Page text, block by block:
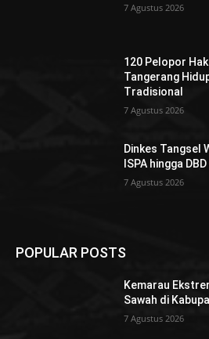
7 Agustus 2026
120 Pelopor
Tangerang
Tradisional
7 Agustus 2026
Dinkes Tangsel
ISPA hingga
7 Agustus 2026
POPULAR POSTS
Kemarau
Sawah di
7 Agustus 2026